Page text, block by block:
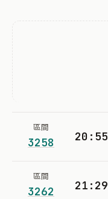
區間
3258 20:55
區間
3262 21:29